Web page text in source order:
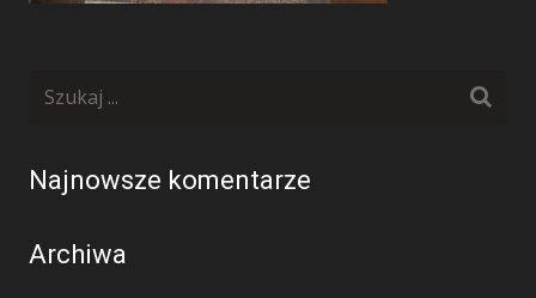
Najnowsze komentarze
Archiwa